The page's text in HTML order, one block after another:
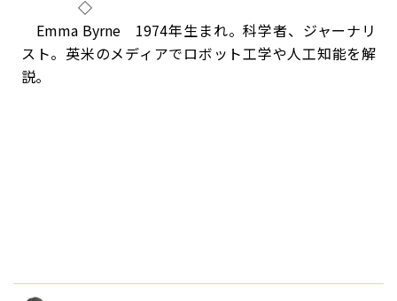
◇
Emma Byrne 1974年生まれ。科学者、ジャーナリ
スト。英米のメディアでロボット工学や人工知能を解
説。